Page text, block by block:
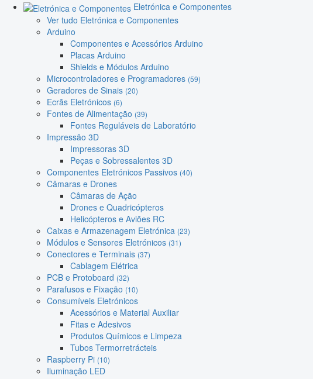
Eletrónica e Componentes
Ver tudo Eletrónica e Componentes
Arduino
Componentes e Acessórios Arduino
Placas Arduino
Shields e Módulos Arduino
Microcontroladores e Programadores (59)
Geradores de Sinais (20)
Ecrãs Eletrónicos (6)
Fontes de Alimentação (39)
Fontes Reguláveis de Laboratório
Impressão 3D
Impressoras 3D
Peças e Sobressalentes 3D
Componentes Eletrónicos Passivos (40)
Câmaras e Drones
Câmaras de Ação
Drones e Quadricópteros
Helicópteros e Aviões RC
Caixas e Armazenagem Eletrónica (23)
Módulos e Sensores Eletrónicos (31)
Conectores e Terminais (37)
Cablagem Elétrica
PCB e Protoboard (32)
Parafusos e Fixação (10)
Consumíveis Eletrónicos
Acessórios e Material Auxiliar
Fitas e Adesivos
Produtos Químicos e Limpeza
Tubos Termorretrácteis
Raspberry Pi (10)
Iluminação LED